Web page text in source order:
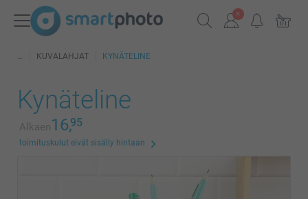
KUVALAHJAT KYNÄTELINE
Kynäteline
Alkaen16,95
toimituskulut eivät sisälly hintaan